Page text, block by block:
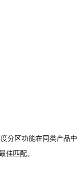
区功能在同类产品
佳匹配。